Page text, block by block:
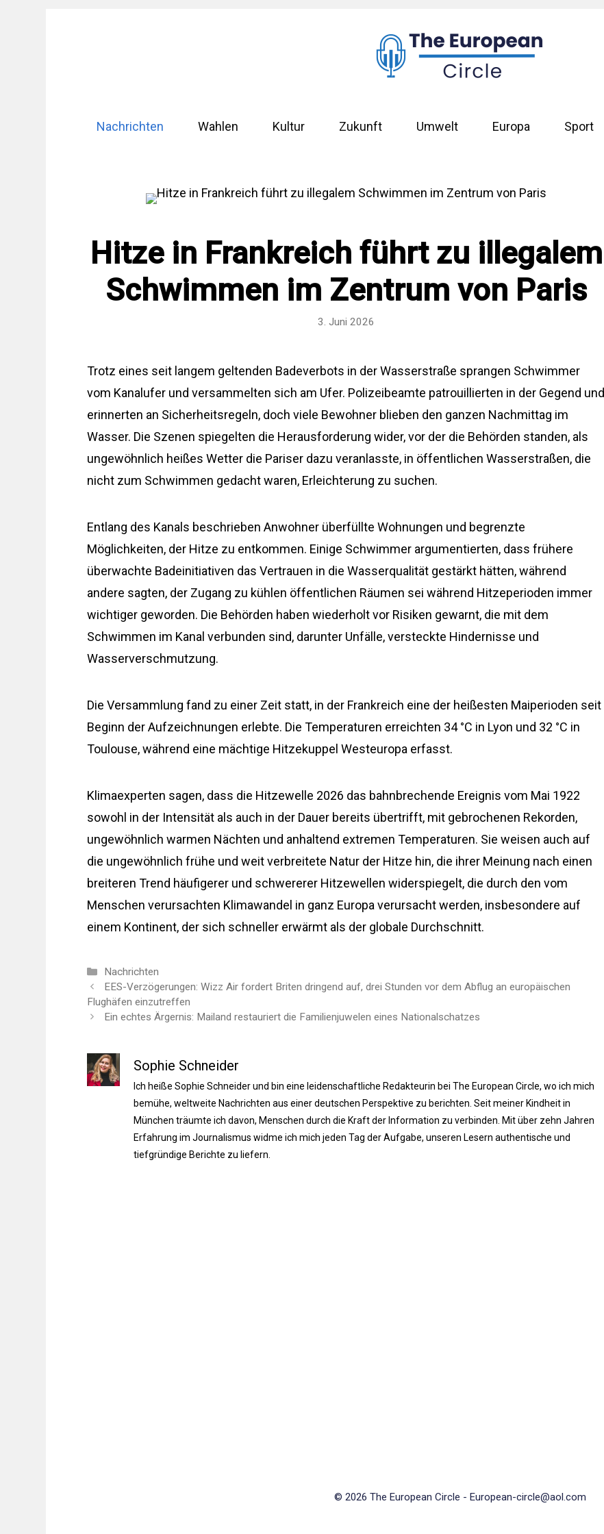
Nachrichten Wahlen Kultur Zukunft Umwelt Europa Sport
Hitze in Frankreich führt zu illegalem
Schwimmen im Zentrum von Paris
3. Juni 2026
Trotz eines seit langem geltenden Badeverbots in der Wasserstraße sprangen Schwimmer
vom Kanalufer und versammelten sich am Ufer. Polizeibeamte patrouillierten in der Gegend und
erinnerten an Sicherheitsregeln, doch viele Bewohner blieben den ganzen Nachmittag im
Wasser. Die Szenen spiegelten die Herausforderung wider, vor der die Behörden standen, als
ungewöhnlich heißes Wetter die Pariser dazu veranlasste, in öffentlichen Wasserstraßen, die
nicht zum Schwimmen gedacht waren, Erleichterung zu suchen.
Entlang des Kanals beschrieben Anwohner überfüllte Wohnungen und begrenzte
Möglichkeiten, der Hitze zu entkommen. Einige Schwimmer argumentierten, dass frühere
überwachte Badeinitiativen das Vertrauen in die Wasserqualität gestärkt hätten, während
andere sagten, der Zugang zu kühlen öffentlichen Räumen sei während Hitzeperioden immer
wichtiger geworden. Die Behörden haben wiederholt vor Risiken gewarnt, die mit dem
Schwimmen im Kanal verbunden sind, darunter Unfälle, versteckte Hindernisse und
Wasserverschmutzung.
Die Versammlung fand zu einer Zeit statt, in der Frankreich eine der heißesten Maiperioden seit
Beginn der Aufzeichnungen erlebte. Die Temperaturen erreichten 34 °C in Lyon und 32 °C in
Toulouse, während eine mächtige Hitzekuppel Westeuropa erfasst.
Klimaexperten sagen, dass die Hitzewelle 2026 das bahnbrechende Ereignis vom Mai 1922
sowohl in der Intensität als auch in der Dauer bereits übertrifft, mit gebrochenen Rekorden,
ungewöhnlich warmen Nächten und anhaltend extremen Temperaturen. Sie weisen auch auf
die ungewöhnlich frühe und weit verbreitete Natur der Hitze hin, die ihrer Meinung nach einen
breiteren Trend häufigerer und schwererer Hitzewellen widerspiegelt, die durch den vom
Menschen verursachten Klimawandel in ganz Europa verursacht werden, insbesondere auf
einem Kontinent, der sich schneller erwärmt als der globale Durchschnitt.
Kategorien
Nachrichten
EES-Verzögerungen: Wizz Air fordert Briten dringend auf, drei Stunden vor dem Abflug an europäischen
Flughäfen einzutreffen
Ein echtes Ärgernis: Mailand restauriert die Familienjuwelen eines Nationalschatzes
Sophie Schneider
Ich heiße Sophie Schneider und bin eine leidenschaftliche Redakteurin bei The European Circle, wo ich mich
bemühe, weltweite Nachrichten aus einer deutschen Perspektive zu berichten. Seit meiner Kindheit in
München träumte ich davon, Menschen durch die Kraft der Information zu verbinden. Mit über zehn Jahren
Erfahrung im Journalismus widme ich mich jeden Tag der Aufgabe, unseren Lesern authentische und
tiefgründige Berichte zu liefern.
© 2026 The European Circle - European-circle@aol.com